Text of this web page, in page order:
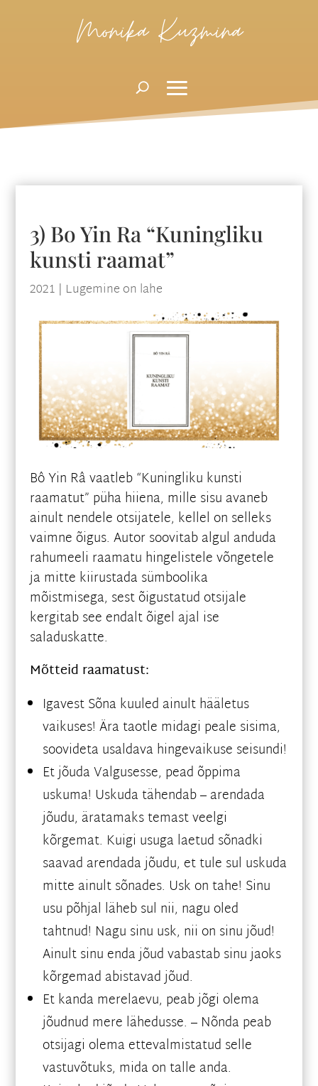
Monika Kuzmina
3) Bo Yin Ra “Kuningliku
kunsti raamat”
2021 | Lugemine on lahe
Bô Yin Râ vaatleb “Kuningliku kunsti
raamatut” püha hiiena, mille sisu avaneb
ainult nendele otsijatele, kellel on selleks
vaimne õigus. Autor soovitab algul anduda
rahumeeli raamatu hingelistele võngetele
ja mitte kiirustada sümboolika
mõistmisega, sest õigustatud otsijale
kergitab see endalt õigel ajal ise
saladuskatte.
Mõtteid raamatust:
Igavest Sõna kuuled ainult hääletus
vaikuses! Ära taotle midagi peale sisima,
soovideta usaldava hingevaikuse seisundi!
Et jõuda Valgusesse, pead õppima
uskuma! Uskuda tähendab – arendada
jõudu, äratamaks temast veelgi
kõrgemat. Kuigi usuga laetud sõnadki
saavad arendada jõudu, et tule sul uskuda
mitte ainult sõnades. Usk on tahe! Sinu
usu põhjal läheb sul nii, nagu oled
tahtnud! Nagu sinu usk, nii on sinu jõud!
Ainult sinu enda jõud vabastab sinu jaoks
kõrgemad abistavad jõud.
Et kanda merelaevu, peab jõgi olema
jõudnud mere lähedusse. – Nõnda peab
otsijagi olema ettevalmistatud selle
vastuvõtuks, mida on talle anda.